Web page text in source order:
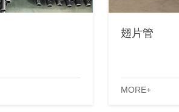
翅片管
MORE+